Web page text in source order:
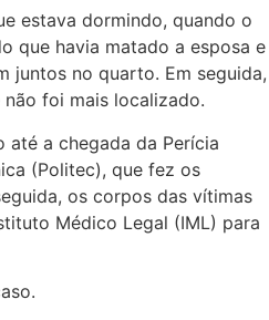
estava dormindo, quando o
que havia matado a esposa e
juntos no quarto. Em seguida,
foi mais localizado.
a chegada da Perícia
(Politec), que fez os
os corpos das vítimas
Médico Legal (IML) para